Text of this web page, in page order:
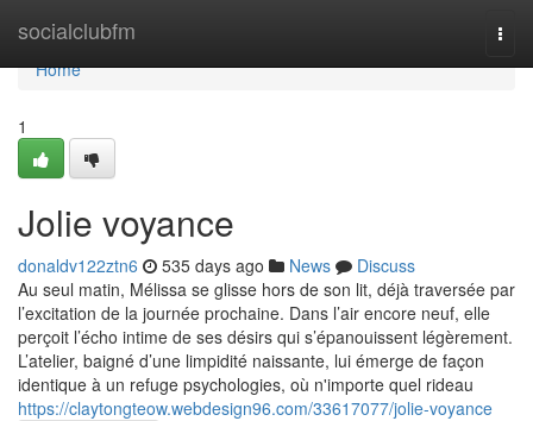
socialclubfm
Home
Home
1
Jolie voyance
donaldv122ztn6 535 days ago News
Discuss
Au seul matin, Mélissa se glisse hors de son lit, déjà traversée par
l’excitation de la journée prochaine. Dans l’air encore neuf, elle
perçoit l’écho intime de ses désirs qui s’épanouissent légèrement.
L’atelier, baigné d’une limpidité naissante, lui émerge de façon
identique à un refuge psychologies, où n'importe quel rideau
https://claytongteow.webdesign96.com/33617077/jolie-voyance